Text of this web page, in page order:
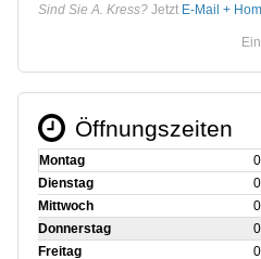
Sind Sie A. Kress? Jetzt E-Mail +
Öffnungszeiten
Montag
Dienstag
Mittwoch
Donnerstag
Freitag